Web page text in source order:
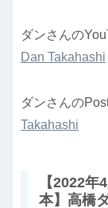
ダンさんの
Dan Takahashi
ダンさんの
Takahashi
【2022
本】高橋